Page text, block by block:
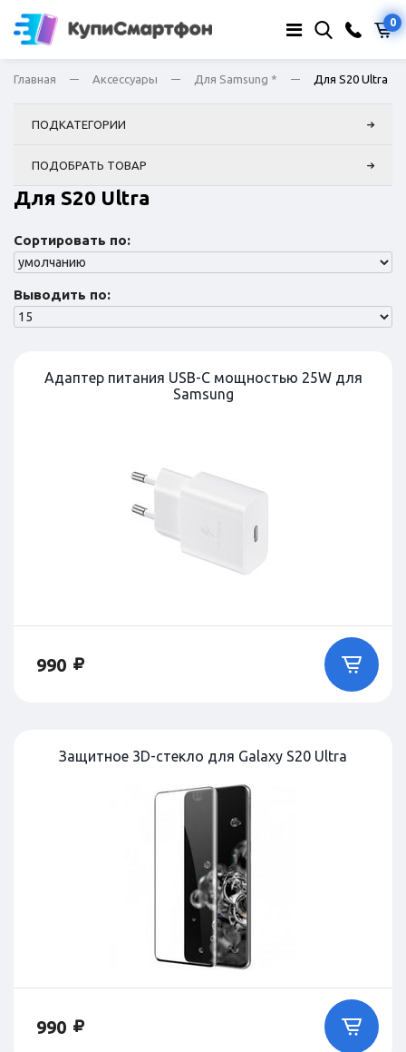
0
Главная Аксессуары Для Samsung * Для S20 Ultra
ПОДКАТЕГОРИИ
ПОДОБРАТЬ ТОВАР
Для S20 Ultra
Сортировать по:
Выводить по:
Адаптер питания USB-C мощностью 25W для
Samsung
990
Защитное 3D-стекло для Galaxy S20 Ultra
990